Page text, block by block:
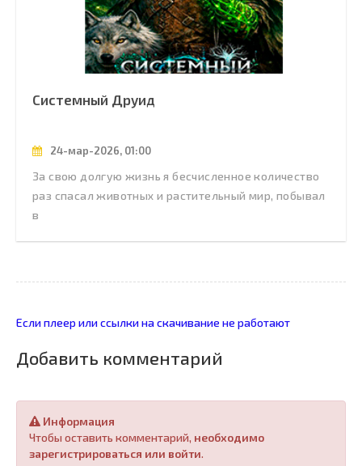
Системный Друид
24-мар-2026, 01:00
За свою долгую жизнь я бесчисленное количество
раз спасал животных и растительный мир, побывал
в
Если плеер или ссылки на скачивание не работают
Добавить комментарий
Информация
Чтобы оставить комментарий, необходимо
зарегистрироваться или войти.